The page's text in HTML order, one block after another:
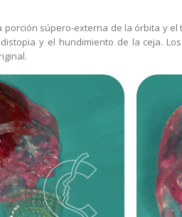
porción súpero-externa de la órbita y
y el hundimiento de la ceja.